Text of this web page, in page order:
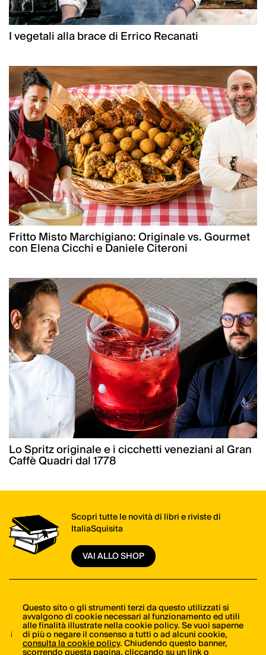
I vegetali alla brace di Errico Recanati
Fritto Misto Marchigiano: Originale vs. Gourmet
con Elena Cicchi e Daniele Citeroni
Lo Spritz originale e i cicchetti veneziani al Gran
Caffè Quadri dal 1778
Scopri tutte le novità di libri e riviste di
ItaliaSquisita
VAI ALLO SHOP
Il meglio della cucina italiana, una mail alla
volta. Iscriviti alla newsletter di ItaliaSquisita!
ISCRIVITI ORA
Questo sito o gli strumenti terzi da questo utilizzati si
avvalgono di cookie necessari al funzionamento ed utili
alle finalità illustrate nella cookie policy. Se vuoi saperne
di più o negare il consenso a tutti o ad alcuni cookie,
consulta la cookie policy. Chiudendo questo banner,